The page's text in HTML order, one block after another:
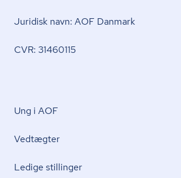
Juridisk navn: AOF Danmark
CVR: 31460115
Ung i AOF
Vedtægter
Ledige stillinger